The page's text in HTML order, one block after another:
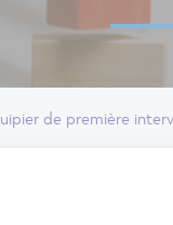
de première